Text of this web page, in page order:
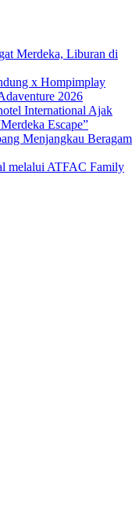
Merdeka, Liburan di
x Hompimplay
2026
International Ajak
Escape”
Menjangkau Beragam
melalui ATFAC Family